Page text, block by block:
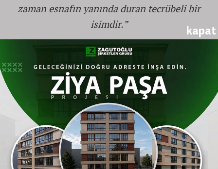
kapat
zaman esnafın yanında duran tecrübeli bir
isimdir.”
17 Oda Başkanının Değişimi ve "Genç
Dinamizm" Vurgusu
yerel esnaf odalarında son
dönemde yaşanan büyük kabuk değişimine de
değinen Başkan Yanal, kent merkezinde ve
ilçelerde toplam17 oda başkanının
değiştiğini hatırlattı. Bu durumun teşkilat
yapısına çok ciddi bir genç dinamizm